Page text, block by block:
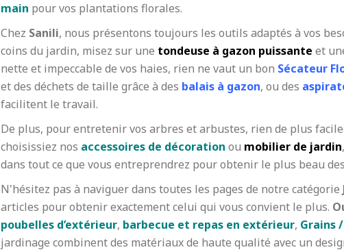
main pour vos plantations florales.
Chez Sanili, nous présentons toujours les outils adaptés à vos
coins du jardin, misez sur une tondeuse à gazon puissante et
nette et impeccable de vos haies, rien ne vaut un bon Sécateur
et des déchets de taille grâce à des balais à gazon, ou des
facilitent le travail.
De plus, pour entretenir vos arbres et arbustes, rien de plus facile
choisissiez nos accessoires de décoration ou mobilier de jardin
dans tout ce que vous entreprendrez pour obtenir le plus beau
N'hésitez pas à naviguer dans toutes les pages de notre catégorie
articles pour obtenir exactement celui qui vous convient le plus.
poubelles d’extérieur, barbecue et repas en extérieur, Grains
jardinage combinent des matériaux de haute qualité avec un